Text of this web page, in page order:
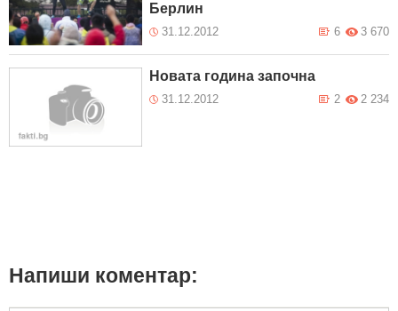
Берлин
31.12.2012 3 670
6
Новата година започна
31.12.2012 2 234
2
Напиши коментар: